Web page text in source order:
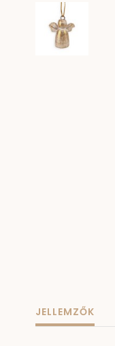
JELLEMZŐK